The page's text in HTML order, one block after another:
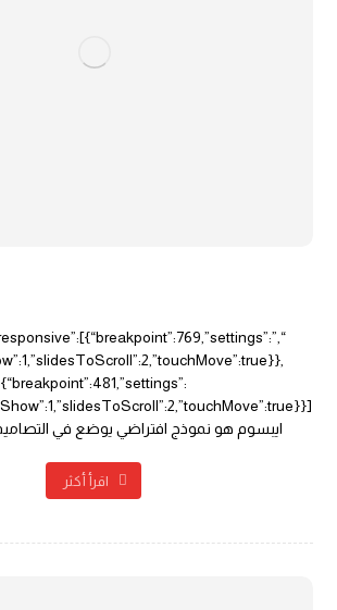
{“breakpoint”:481,”settings”:
ايبسوم هو نموذج افتراضي يوضع في
اقرأ أكثر